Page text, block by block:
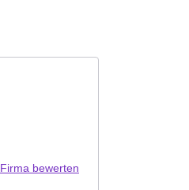
Firma bewerten